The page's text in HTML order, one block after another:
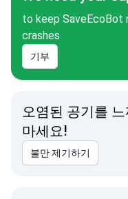
to keep SaveEcoBot
crashes
기부
오염된 공기를
마세요!
불만 제기하기